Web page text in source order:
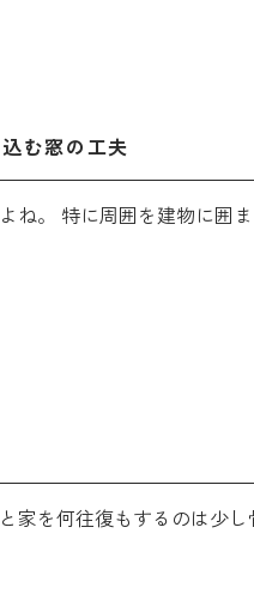
む窓の工夫
ね。 特に周囲を建物に囲
を何往復もするのは少し